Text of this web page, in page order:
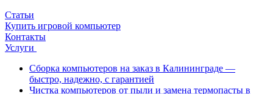
Статьи
Купить игровой компьютер
Контакты
Услуги
Сборка компьютеров на заказ в Калининграде —
быстро, надежно, с гарантией
Чистка компьютеров от пыли и замена термопасты в